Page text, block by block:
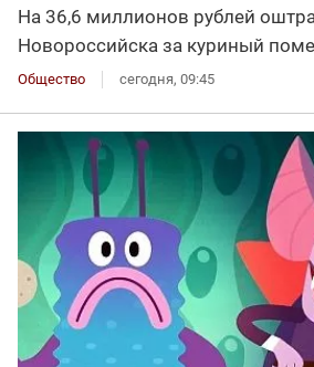
На 36,6 миллионов рублей
Новороссийска за куриный
Общество сегодня, 09:45